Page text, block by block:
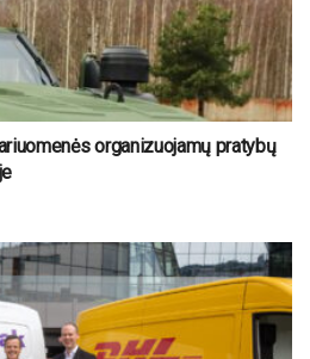
organizuojamų pratybų